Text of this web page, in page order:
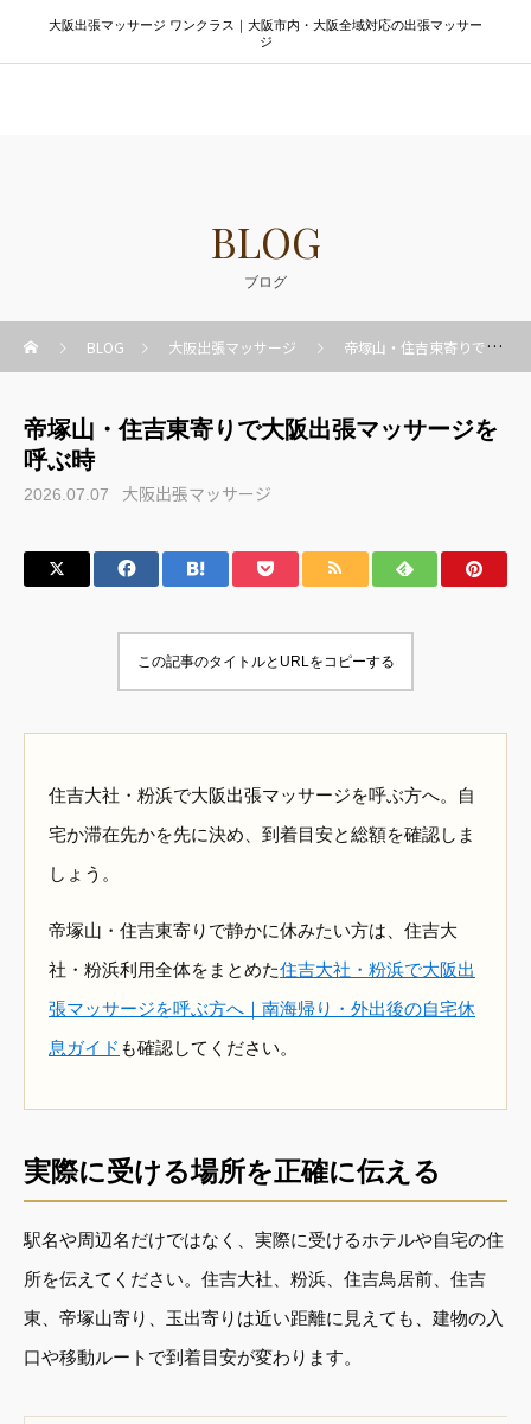
大阪出張マッサージ ワンクラス｜大阪市内・大阪全域対応の出張マッサー
ジ
BLOG
ブログ
BLOG 大阪出張マッサージ 帝塚山・住吉東寄りで大阪出張マッサージを呼ぶ時
帝塚山・住吉東寄りで大阪出張マッサージを
呼ぶ時
2026.07.07 大阪出張マッサージ
この記事のタイトルとURLをコピーする
住吉大社・粉浜で大阪出張マッサージを呼ぶ方へ。自
宅か滞在先かを先に決め、到着目安と総額を確認しま
しょう。
帝塚山・住吉東寄りで静かに休みたい方は、住吉大
社・粉浜利用全体をまとめた住吉大社・粉浜で大阪出
張マッサージを呼ぶ方へ｜南海帰り・外出後の自宅休
息ガイド も確認してください。
実際に受ける場所を正確に伝える
駅名や周辺名だけではなく、実際に受けるホテルや自宅の住
所を伝えてください。住吉大社、粉浜、住吉鳥居前、住吉
東、帝塚山寄り、玉出寄りは近い距離に見えても、建物の入
口や移動ルートで到着目安が変わります。